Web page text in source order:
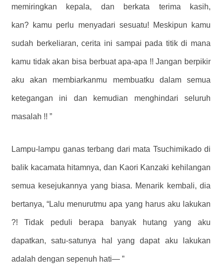
memiringkan kepala, dan berkata terima kasih,
kan? kamu perlu menyadari sesuatu! Meskipun kamu
sudah berkeliaran, cerita ini sampai pada titik di mana
kamu tidak akan bisa berbuat apa-apa !! Jangan berpikir
aku akan membiarkanmu membuatku dalam semua
ketegangan ini dan kemudian menghindari seluruh
masalah !! ”
Lampu-lampu ganas terbang dari mata Tsuchimikado di
balik kacamata hitamnya, dan Kaori Kanzaki kehilangan
semua kesejukannya yang biasa. Menarik kembali, dia
bertanya, “Lalu menurutmu apa yang harus aku lakukan
?! Tidak peduli berapa banyak hutang yang aku
dapatkan, satu-satunya hal yang dapat aku lakukan
adalah dengan sepenuh hati— ”